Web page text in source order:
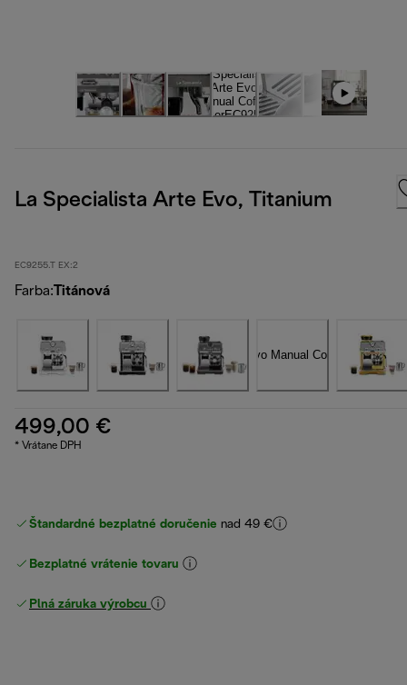
La Specialista Arte Evo, Titanium
EC9255.T EX:2
Farba: Titánová
499,00 €
* Vrátane DPH
Štandardné bezplatné doručenie nad 49 €
Bezplatné vrátenie tovaru
Plná záruka výrobcu